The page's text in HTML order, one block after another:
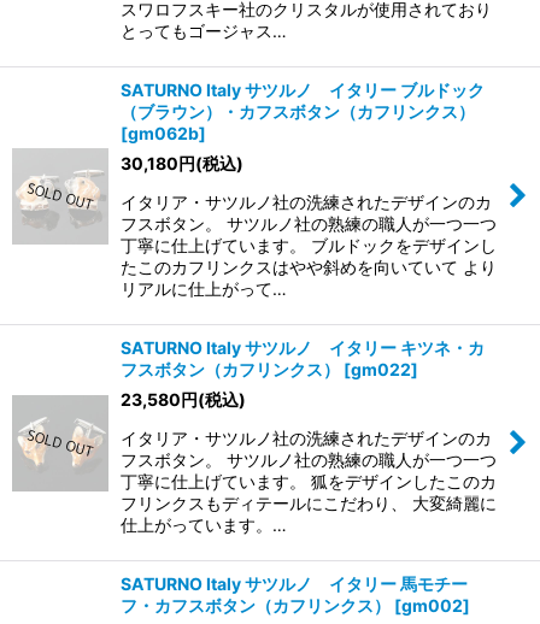
スワロフスキー社のクリスタルが使用されており
とってもゴージャス…
SATURNO Italy サツルノ イタリー ブルドック
（ブラウン）・カフスボタン（カフリンクス）
[gm062b]
30,180円(税込)
イタリア・サツルノ社の洗練されたデザインのカ
フスボタン。 サツルノ社の熟練の職人が一つ一つ
丁寧に仕上げています。 ブルドックをデザインし
たこのカフリンクスはやや斜めを向いていて より
リアルに仕上がって…
SATURNO Italy サツルノ イタリー キツネ・カ
フスボタン（カフリンクス）
[gm022]
23,580円(税込)
イタリア・サツルノ社の洗練されたデザインのカ
フスボタン。 サツルノ社の熟練の職人が一つ一つ
丁寧に仕上げています。 狐をデザインしたこのカ
フリンクスもディテールにこだわり、 大変綺麗に
仕上がっています。…
SATURNO Italy サツルノ イタリー 馬モチー
フ・カフスボタン（カフリンクス）
[gm002]